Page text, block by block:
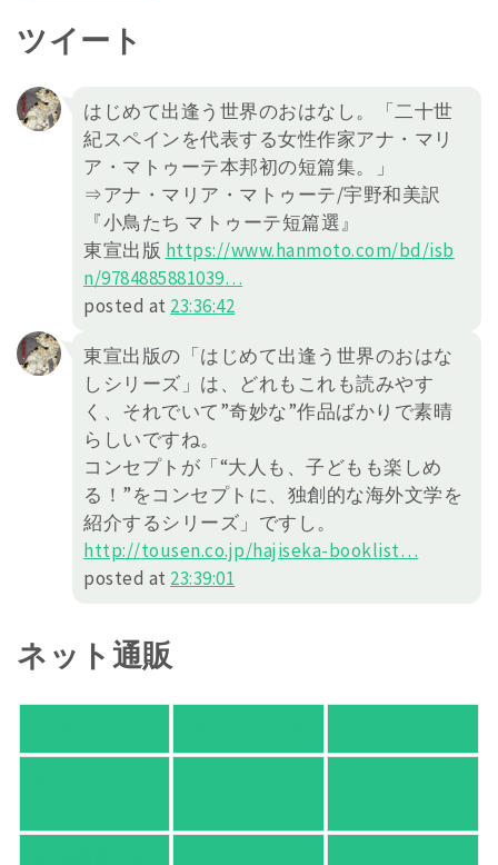
ツイート
はじめて出逢う世界のおはなし。「二十世
紀スペインを代表する女性作家アナ・マリ
ア・マトゥーテ本邦初の短篇集。」
⇒アナ・マリア・マトゥーテ/宇野和美訳
『小鳥たち マトゥーテ短篇選』
東宣出版 https://www.hanmoto.com/bd/isb
n/9784885881039…
posted at 23:36:42
東宣出版の「はじめて出逢う世界のおはな
しシリーズ」は、どれもこれも読みやす
く、それでいて”奇妙な”作品ばかりで素晴
らしいですね。
コンセプトが「“大人も、子どもも楽しめ
る！”をコンセプトに、独創的な海外文学を
紹介するシリーズ」ですし。
http://tousen.co.jp/hajiseka-booklist…
posted at 23:39:01
ネット通販